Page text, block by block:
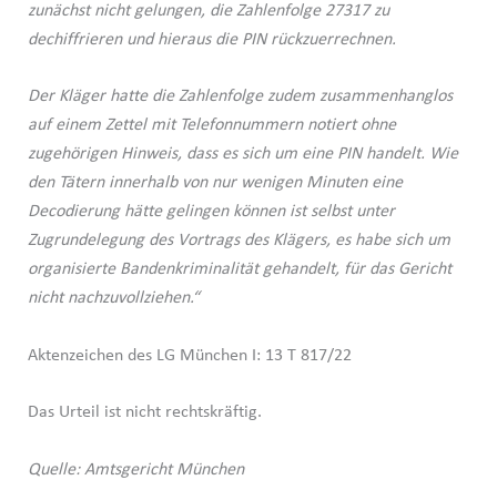
zunächst nicht gelungen, die Zahlenfolge 27317 zu
dechiffrieren und hieraus die PIN rückzuerrechnen.
Der Kläger hatte die Zahlenfolge zudem zusammenhanglos
auf einem Zettel mit Telefonnummern notiert ohne
zugehörigen Hinweis, dass es sich um eine PIN handelt. Wie
den Tätern innerhalb von nur wenigen Minuten eine
Decodierung hätte gelingen können ist selbst unter
Zugrundelegung des Vortrags des Klägers, es habe sich um
organisierte Bandenkriminalität gehandelt, für das Gericht
nicht nachzuvollziehen.“
Aktenzeichen des LG München I: 13 T 817/22
Das Urteil ist nicht rechtskräftig.
Quelle: Amtsgericht München